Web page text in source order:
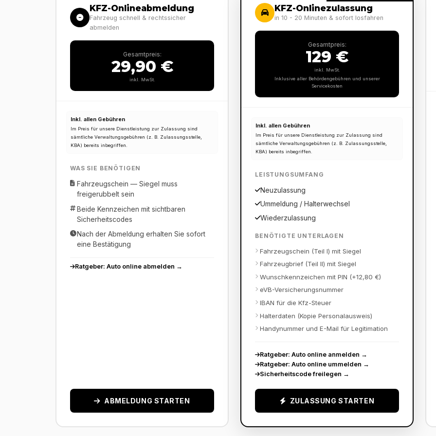
KFZ-Onlineabmeldung
Fahrzeug schnell & rechtssicher
abmelden
Gesamtpreis:
29,90 €
inkl. MwSt.
Inkl. allen Gebühren
Im Preis für unsere Dienstleistung zur Zulassung sind
sämtliche Verwaltungsgebühren (z. B. Zulassungsstelle,
KBA) bereits inbegriffen.
WAS SIE BENÖTIGEN
Fahrzeugschein — Siegel muss
freigerubbelt sein
Beide Kennzeichen mit sichtbaren
Sicherheitscodes
Nach der Abmeldung erhalten Sie sofort
eine Bestätigung
Ratgeber: Auto online abmelden →
ABMELDUNG STARTEN
KFZ-Onlinezulassung
in 10 - 20 Minuten & sofort losfahren
Gesamtpreis:
129 €
inkl. MwSt.
Inklusive aller Behördengebühren und unserer
Servicekosten
Inkl. allen Gebühren
Im Preis für unsere Dienstleistung zur Zulassung sind
sämtliche Verwaltungsgebühren (z. B. Zulassungsstelle,
KBA) bereits inbegriffen.
LEISTUNGSUMFANG
Neuzulassung
Ummeldung / Halterwechsel
Wiederzulassung
BENÖTIGTE UNTERLAGEN
Fahrzeugschein (Teil I) mit Siegel
Fahrzeugbrief (Teil II) mit Siegel
Wunschkennzeichen mit PIN (+12,80 €)
eVB-Versicherungsnummer
IBAN für die Kfz-Steuer
Halterdaten (Kopie Personalausweis)
Handynummer und E-Mail für Legitimation
Ratgeber: Auto online anmelden →
Ratgeber: Auto online ummelden →
Sicherheitscode freilegen →
ZULASSUNG STARTEN